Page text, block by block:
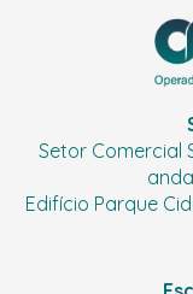
Setor Comercial
Edifício Parque